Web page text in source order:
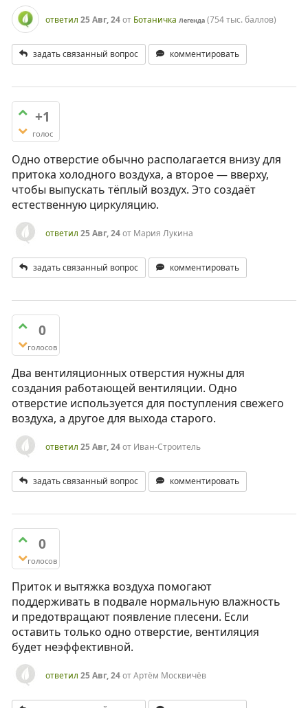
ответил 25 Авг, 24от Ботаничка Легенда (754 тыс.баллов)
задать связанный вопрос комментировать
+1
голос
Одно отверстие обычно располагается внизу для
притока холодного воздуха, а второе — вверху,
чтобы выпускать тёплый воздух. Это создаёт
естественную циркуляцию.
ответил 25 Авг, 24от Мария Лукина
задать связанный вопрос комментировать
0
голосов
Два вентиляционных отверстия нужны для
создания работающей вентиляции. Одно
отверстие используется для поступления свежего
воздуха, а другое для выхода старого.
ответил 25 Авг, 24от Иван-Строитель
задать связанный вопрос комментировать
0
голосов
Приток и вытяжка воздуха помогают
поддерживать в подвале нормальную влажность
и предотвращают появление плесени. Если
оставить только одно отверстие, вентиляция
будет неэффективной.
ответил 25 Авг, 24отАртём Москвичёв